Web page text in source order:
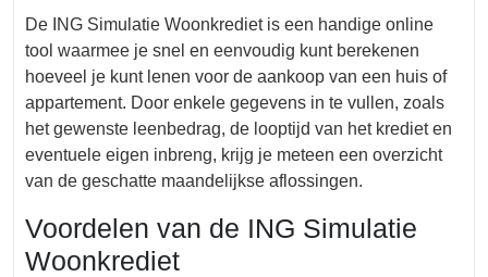
De ING Simulatie Woonkrediet is een handige online
tool waarmee je snel en eenvoudig kunt berekenen
hoeveel je kunt lenen voor de aankoop van een huis of
appartement. Door enkele gegevens in te vullen, zoals
het gewenste leenbedrag, de looptijd van het krediet en
eventuele eigen inbreng, krijg je meteen een overzicht
van de geschatte maandelijkse aflossingen.
Voordelen van de ING Simulatie
Woonkrediet